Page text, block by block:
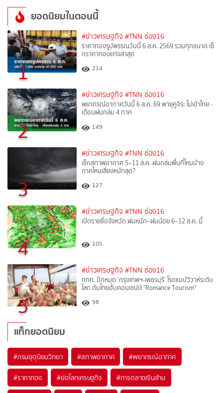
ยอดนิยมในตอนนี้
1
#ข่าวเศรษฐกิจ #TNN ช่อง16
ราคาทองรูปพรรณวันนี้ 6 ส.ค. 2569 รวมทุกขนาด เช็
กราคาทองแท่งล่าสุด
214
2
#ข่าวเศรษฐกิจ #TNN ช่อง16
พยากรณ์อากาศวันนี้ 6 ส.ค. 69 พายุคูจิระ ไม่เข้าไทย -
เตือนฝนถล่ม 4 ภาค
149
3
#ข่าวเศรษฐกิจ #TNN ช่อง16
เช็กสภาพอากาศ 5–11 ส.ค. ฝนถล่มพื้นที่ไหนบ้าง
ภาคไหนเสี่ยงหนักสุด?
127
4
#ข่าวเศรษฐกิจ #TNN ช่อง16
เปิดรายชื่อจังหวัด ฝนหนัก–ฝนน้อย 6–12 ส.ค. นี้
105
5
#ข่าวเศรษฐกิจ #TNN ช่อง16
ททท. ปักหมุด ‘กรุงเทพฯ-เพชรบุรี’ โรดแมปวิวาห์ระดับ
โลก ดันไทยฮับคอนเซปต์ "Romance Tourism"
98
แท็กยอดนิยม
#กรมอุตุนิยมวิทยา #สภาพอากาศ #พยากรณ์อากาศ
#ราคาทอง #ย่อโลกเศรษฐกิจ #การตลาดเงินล้าน